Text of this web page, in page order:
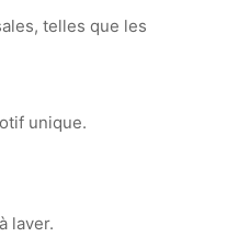
telles que les
unique.
laver.